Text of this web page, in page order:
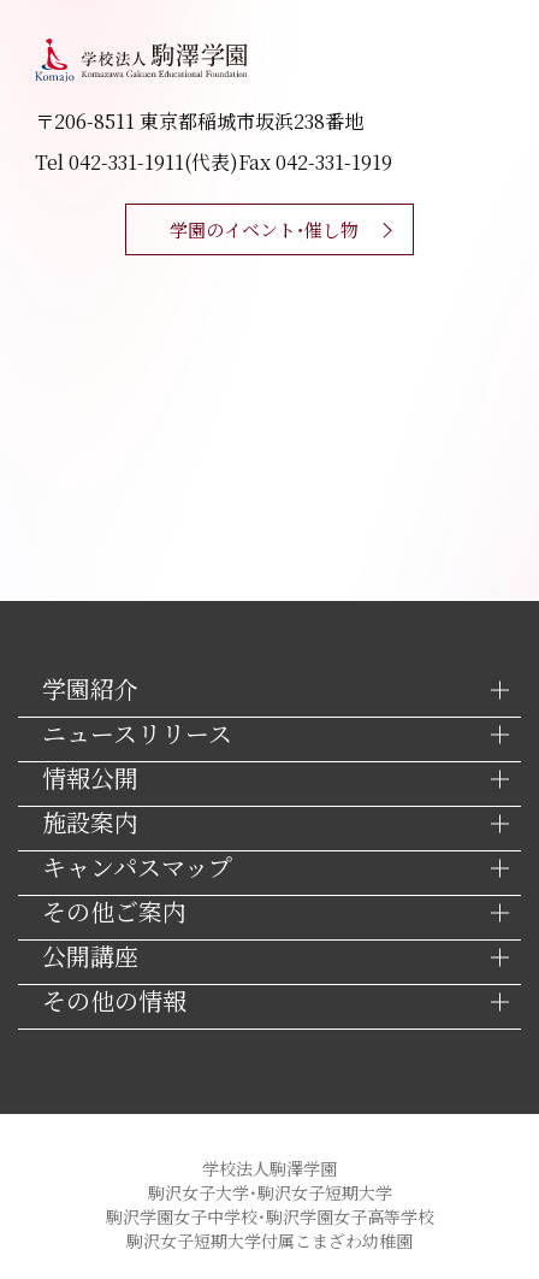
〒206-8511 東京都稲城市坂浜238番地
Tel 042-331-1911(代表)Fax 042-331-1919
学園のイベント・催し物
学園紹介
ニュースリリース
情報公開
施設案内
キャンパスマップ
その他ご案内
公開講座
その他の情報
学校法人駒澤学園
駒沢女子大学・駒沢女子短期大学
駒沢学園女子中学校・駒沢学園女子高等学校
駒沢女子短期大学付属こまざわ幼稚園